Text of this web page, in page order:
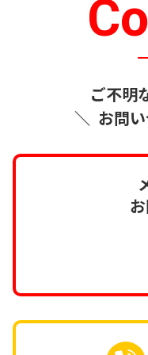
＼
ご不明
お問